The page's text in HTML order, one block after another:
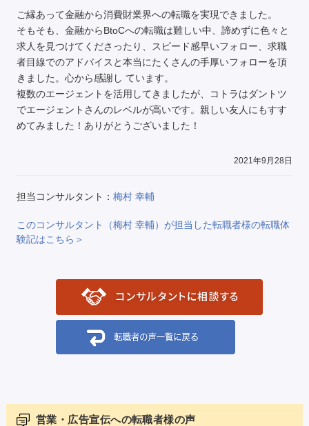
ご縁あって金融から消費財業界への転職を実現できました。
そもそも、金融からBtoCへの転職は難しい中、諦めずに色々と
求人を見つけてくださったり、スピード感早いフォロー、求職
者目線でのアドバイスと本当にたくさんの手厚いフォローを頂
きました。心から感謝し ています。
複数のエージェントを活用してきましたが、コトラはダントツ
でエージェントさんのレベルが高いです。親しい友人にもすす
めてみました！ありがとうございました！
2021年9月28日
担当コンサルタント： 梅村 幸輔
このコンサルタント（梅村 幸輔）が担当した転職者様の転職体
験記はこちら＞
営業・広告宣伝への転職者様の声